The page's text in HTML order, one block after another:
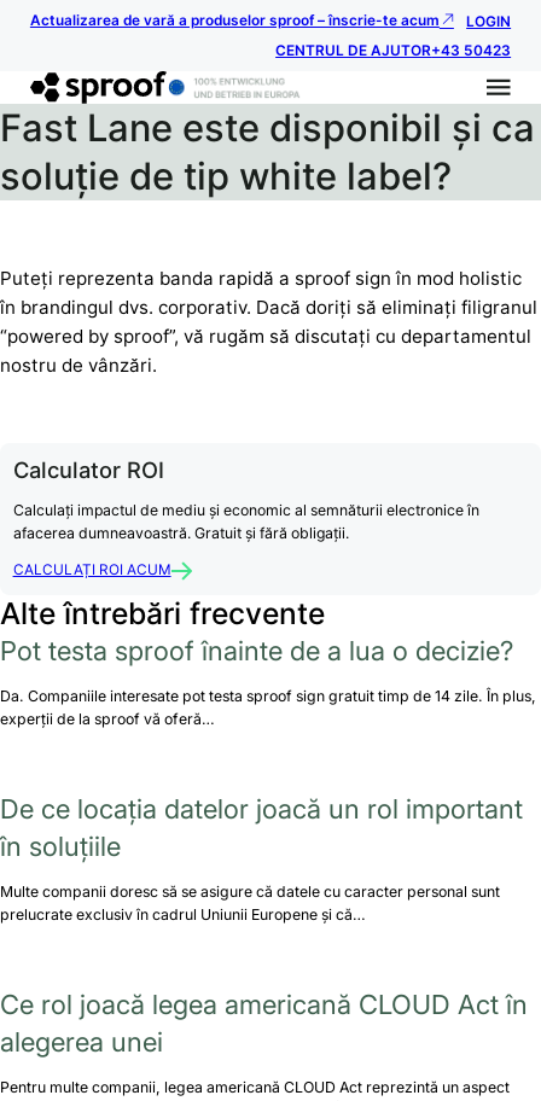
Actualizarea de vară a produselor sproof – înscrie-te acum
LOGIN
CENTRUL DE AJUTOR+43 50423
Fast Lane este disponibil și ca
soluție de tip white label?
Puteți reprezenta banda rapidă a sproof sign în mod holistic
în brandingul dvs. corporativ. Dacă doriți să eliminați filigranul
“powered by sproof”, vă rugăm să discutați cu departamentul
nostru de vânzări.
Calculator ROI
Calculați impactul de mediu și economic al semnăturii electronice în
afacerea dumneavoastră. Gratuit și fără obligații.
CALCULAȚI ROI ACUM
Alte întrebări frecvente
Pot testa sproof înainte de a lua o decizie?
Da. Companiile interesate pot testa sproof sign gratuit timp de 14 zile. În plus,
experții de la sproof vă oferă…
De ce locația datelor joacă un rol important
în soluțiile
Multe companii doresc să se asigure că datele cu caracter personal sunt
prelucrate exclusiv în cadrul Uniunii Europene și că…
Ce rol joacă legea americană CLOUD Act în
alegerea unei
Pentru multe companii, legea americană CLOUD Act reprezintă un aspect